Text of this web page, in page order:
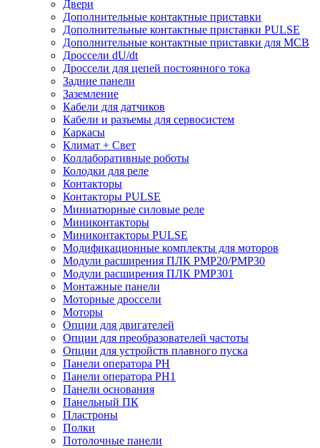
Двери
Дополнительные контактные приставки
Дополнительные контактные приставки PULSE
Дополнительные контактные приставки для MCB
Дроссели dU/dt
Дроссели для цепей постоянного тока
Задние панели
Заземление
Кабели для датчиков
Кабели и разъемы для сервосистем
Каркасы
Климат + Свет
Коллаборативные роботы
Колодки для реле
Контакторы
Контакторы PULSE
Миниатюрные силовые реле
Миниконтакторы
Миниконтакторы PULSE
Модификационные комплекты для моторов
Модули расширения ПЛК PMP20/PMP30
Модули расширения ПЛК PMP301
Монтажные панели
Моторные дроссели
Моторы
Опции для двигателей
Опции для преобразователей частоты
Опции для устройств плавного пуска
Панели оператора PH
Панели оператора PH1
Панели основания
Панельный ПК
Пластроны
Полки
Потолочные панели